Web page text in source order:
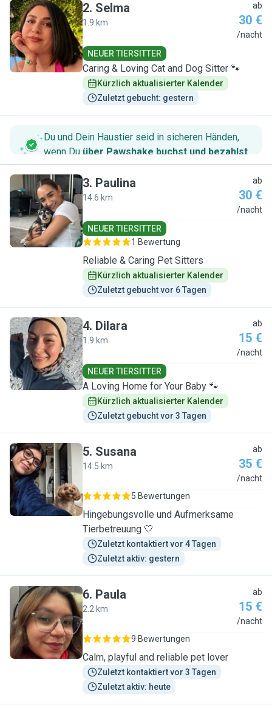
S
2. Selma
1.9 km
ab
30 €
/nacht
NEUER TIERSITTER
Caring & Loving Cat and Dog Sitter 🐾
Kürzlich aktualisierter Kalender
Zuletzt gebucht: gestern
Du und Dein Haustier seid in sicheren Händen,
wenn Du über Pawshake buchst und bezahlst.
P
3. Paulina
14.6 km
ab
30 €
/nacht
NEUER TIERSITTER
1 Bewertung
Reliable & Caring Pet Sitters
Kürzlich aktualisierter Kalender
Zuletzt gebucht vor 6 Tagen
D
4. Dilara
1.9 km
ab
15 €
/nacht
NEUER TIERSITTER
A Loving Home for Your Baby 🐾
Kürzlich aktualisierter Kalender
Zuletzt gebucht vor 3 Tagen
S
5. Susana
14.5 km
ab
35 €
/nacht
5 Bewertungen
Hingebungsvolle und Aufmerksame
Tierbetreuung 🤍
Zuletzt kontaktiert vor 4 Tagen
Zuletzt aktiv: gestern
P
6. Paula
2.2 km
ab
15 €
/nacht
9 Bewertungen
Calm, playful and reliable pet lover
Zuletzt kontaktiert vor 3 Tagen
Zuletzt aktiv: heute